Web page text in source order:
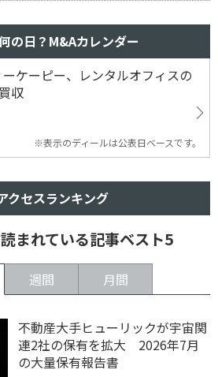
の日？M&Aカレンダー
ケーピー、レンタルオフィスの
収
※表示のディールは公表日ベースです。
クセスランキング
読まれている記事ベスト5
週間 月間
不動産大手ヒューリックが宇宙関
連2社の保有を拡大 2026年7月
の大量保有報告書